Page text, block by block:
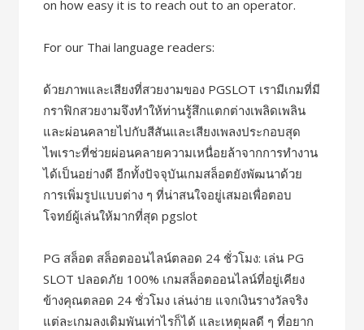
on how easy it is to reach out to an operator.
For our Thai language readers:
ด้วยภาพและเสียงที่สวยงามของ PGSLOT เรามีเกมที่มี
กราฟิกสวยงามจึงทำให้ท่านรู้สึกแตกต่างเพลิดเพลิน
และผ่อนคลายไปกับสีสันและเสียงเพลงประกอบสุด
ไพเราะที่ช่วยผ่อนคลายความเหนื่อยล้าจากการทำงาน
ได้เป็นอย่างดี อีกทั้งปัจจุบันเกมสล็อตยังพัฒนาด้วย
การเพิ่มรูปแบบต่าง ๆ ที่น่าสนใจอยู่เสมอเพื่อตอบ
โจทย์ผู้เล่นให้มากที่สุด pgslot
PG สล็อต สล็อตออนไลน์ตลอด 24 ชั่วโมง: เล่น PG
SLOT ปลอดภัย 100% เกมสล็อตออนไลน์ที่อยู่เคียง
ข้างคุณตลอด 24 ชั่วโมง เล่นง่าย แจกเงินรางวัลจริง
แต่ละเกมลงเดิมพันเท่าไรก็ได้ และเหตุผลดี ๆ ที่อยาก